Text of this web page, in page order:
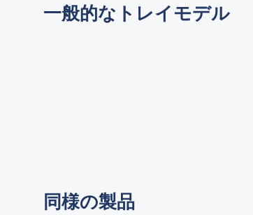
一般的なトレイモデル
同様の製品